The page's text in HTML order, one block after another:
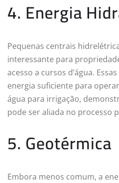
4. Energia
Pequenas centrais
interessante para
acesso a cursos d’água.
energia suficiente para
água para irrigação,
pode ser aliada no processo
5. Geotérmica
Embora menos comum, a